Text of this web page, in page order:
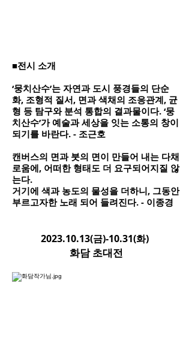
■전시 소개
‘뭉치산수’는 자연과 도시 풍경들의 단순
화, 조형적 질서, 면과 색채의 조응관계, 균
형 등 탐구와 분석 통합의 결과물이다. ‘뭉
치산수’가 예술과 세상을 잇는 소통의 창이
되기를 바란다. - 조근호
캔버스의 면과 붓의 면이 만들어 내는 다채
로움에, 어떠한 형태도 더 요구되어지질 않
는다.
거기에 색과 농도의 물성을 더하니, 그동안
부르고자한 노래 되어 들려진다. - 이종경
2023.10.13(금)-10.31(화)
화담 초대전​